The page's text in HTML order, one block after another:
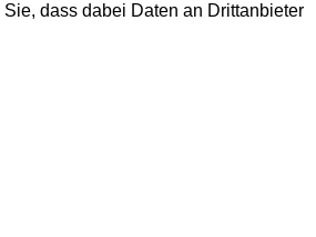
dass dabei Daten an Drittanbieter